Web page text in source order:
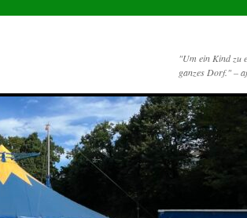
"Um ein Kind zu
ganzes Dorf." –